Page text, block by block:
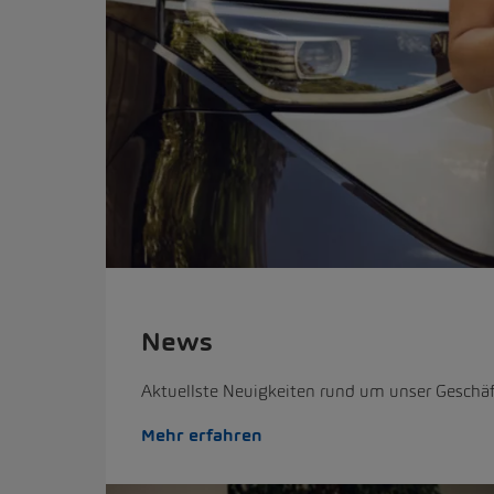
News
Aktuellste Neuigkeiten rund um unser
Mehr erfahren